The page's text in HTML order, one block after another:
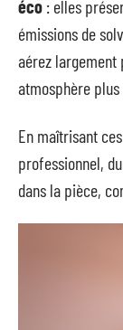
éco : elles
émissions de
aérez largement
atmosphère plus
En maîtrisant
professionnel,
dans la pièce,